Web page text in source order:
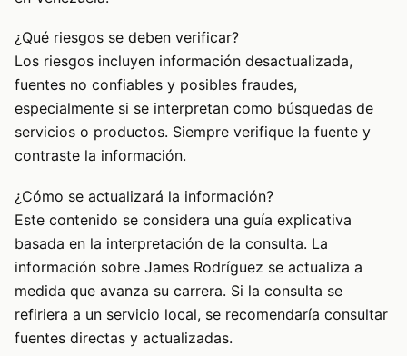
¿Qué riesgos se deben verificar?
Los riesgos incluyen información desactualizada,
fuentes no confiables y posibles fraudes,
especialmente si se interpretan como búsquedas de
servicios o productos. Siempre verifique la fuente y
contraste la información.
¿Cómo se actualizará la información?
Este contenido se considera una guía explicativa
basada en la interpretación de la consulta. La
información sobre James Rodríguez se actualiza a
medida que avanza su carrera. Si la consulta se
refiriera a un servicio local, se recomendaría consultar
fuentes directas y actualizadas.